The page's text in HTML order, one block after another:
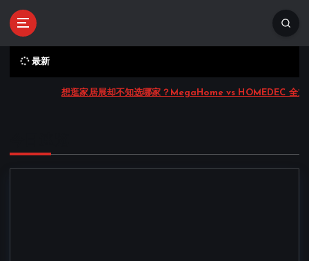
最新
想逛家居展却不知选哪家？MegaHome vs HOMEDEC 全方